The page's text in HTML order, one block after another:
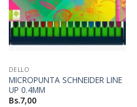
DELLO
MICROPUNTA SCHNEIDER LINE
UP 0.4MM
Bs.7,00